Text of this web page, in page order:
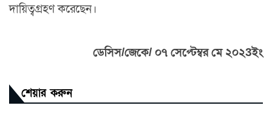
দায়িত্বগ্রহণ করেছেন।
ডেসিস/জেকে/ ০৭ সেপ্টেম্বর মে ২০২3ইং
শেয়ার করুন